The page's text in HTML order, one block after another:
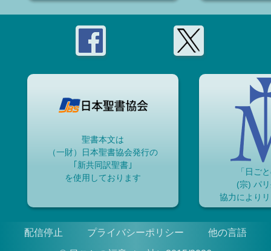
聖書本文は
（一財）日本聖書協会発行の
｢新共同訳聖書｣
を使用しております
「日ご
(宗) パ
協力により
配信停止 プライバシーポリシー 他の言語